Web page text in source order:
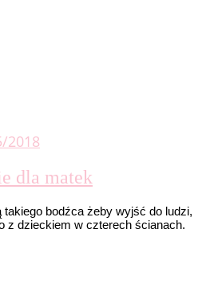
2018
dla matek
bodźca żeby wyjść do ludzi,
z dzieckiem w czterech ścianach.